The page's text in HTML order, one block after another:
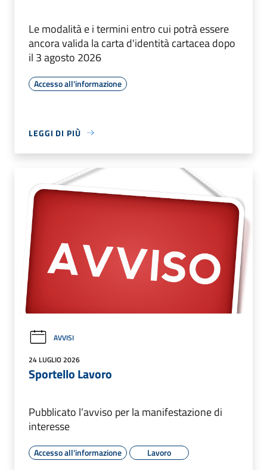
Le modalità e i termini entro cui potrà essere
ancora valida la carta d'identità cartacea dopo
il 3 agosto 2026
Accesso all'informazione
LEGGI DI PIÙ
AVVISI
24 LUGLIO 2026
Sportello Lavoro
Pubblicato l’avviso per la manifestazione di
interesse
Accesso all'informazione Lavoro